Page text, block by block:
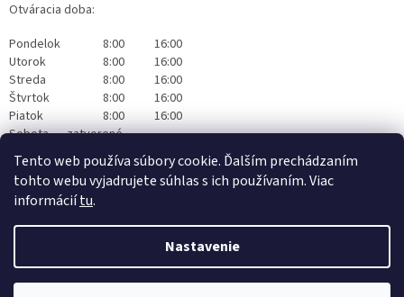
Tento web používa súbory cookie. Ďalším prechádzaním
tohto webu vyjadrujete súhlas s ich používaním. Viac
informáciítu.
Nastavenie
Otváracia doba:
Pondelok
8:00
16:00
Utorok
8:00
16:00
Streda
8:00
16:00
Štvrtok
8:00
16:00
Piatok
8:00
16:00
Sobota
zatvorené
Nedeľa
zatvorené
Vytvoril Shoptet|Realizoval Appgrade